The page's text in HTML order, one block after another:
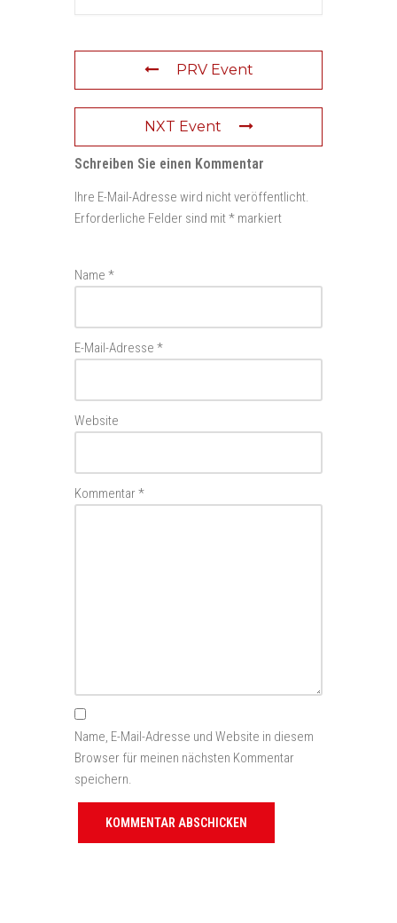
PRV Event
NXT Event
Schreiben Sie einen Kommentar
Ihre E-Mail-Adresse wird nicht veröffentlicht.
Erforderliche Felder sind mit* markiert
Name *
E-Mail-Adresse *
Website
Kommentar *
Name, E-Mail-Adresse und Website in diesem
Browser für meinen nächsten Kommentar
speichern.